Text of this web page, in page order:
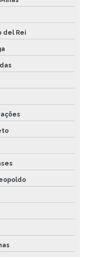
del Rei